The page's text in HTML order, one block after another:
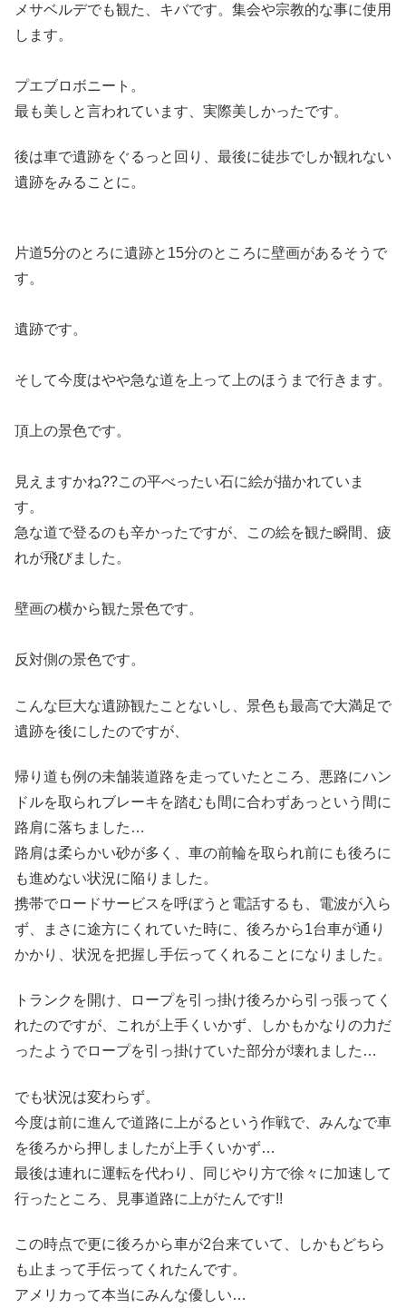
メサベルデでも観た、キバです。集会や宗教的な事に使用
します。
プエブロボニート。
最も美しと言われています、実際美しかったです。
後は車で遺跡をぐるっと回り、最後に徒歩でしか観れない
遺跡をみることに。
片道5分のとろに遺跡と15分のところに壁画があるそうで
す。
遺跡です。
そして今度はやや急な道を上って上のほうまで行きます。
頂上の景色です。
見えますかね??この平べったい石に絵が描かれていま
す。
急な道で登るのも辛かったですが、この絵を観た瞬間、疲
れが飛びました。
壁画の横から観た景色です。
反対側の景色です。
こんな巨大な遺跡観たことないし、景色も最高で大満足で
遺跡を後にしたのですが、
帰り道も例の未舗装道路を走っていたところ、悪路にハン
ドルを取られブレーキを踏むも間に合わずあっという間に
路肩に落ちました…
路肩は柔らかい砂が多く、車の前輪を取られ前にも後ろに
も進めない状況に陥りました。
携帯でロードサービスを呼ぼうと電話するも、電波が入ら
ず、まさに途方にくれていた時に、後ろから1台車が通り
かかり、状況を把握し手伝ってくれることになりました。
トランクを開け、ロープを引っ掛け後ろから引っ張ってく
れたのですが、これが上手くいかず、しかもかなりの力だ
ったようでロープを引っ掛けていた部分が壊れました…
でも状況は変わらず。
今度は前に進んで道路に上がるという作戦で、みんなで車
を後ろから押しましたが上手くいかず…
最後は連れに運転を代わり、同じやり方で徐々に加速して
行ったところ、見事道路に上がたんです!!
この時点で更に後ろから車が2台来ていて、しかもどちら
も止まって手伝ってくれたんです。
アメリカって本当にみんな優しい…